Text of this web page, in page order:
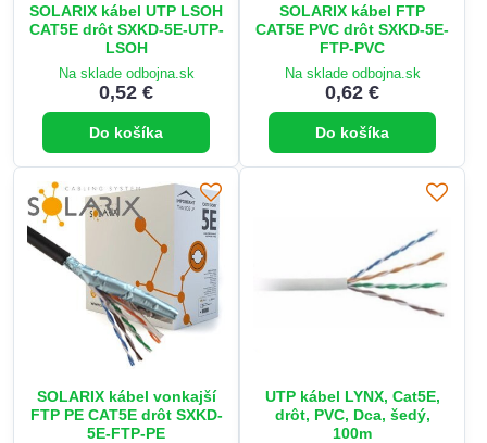
SOLARIX kábel UTP LSOH
CAT5E drôt SXKD-5E-UTP-
LSOH
Na sklade odbojna.sk
0,52 €
Do košíka
SOLARIX kábel FTP
CAT5E PVC drôt SXKD-5E-
FTP-PVC
Na sklade odbojna.sk
0,62 €
Do košíka
SOLARIX kábel vonkajší
FTP PE CAT5E drôt SXKD-
5E-FTP-PE
UTP kábel LYNX, Cat5E,
drôt, PVC, Dca, šedý,
100m